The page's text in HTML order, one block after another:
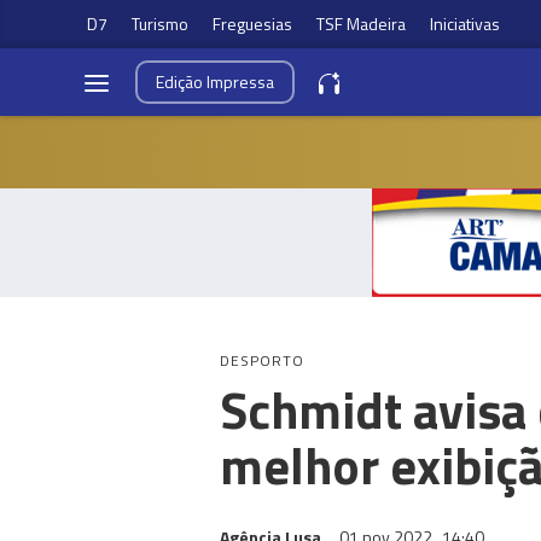
D7 Turismo Freguesias TSF Madeira Iniciativas
EdiçãoImpressa
DESPORTO
Schmidt
melhor